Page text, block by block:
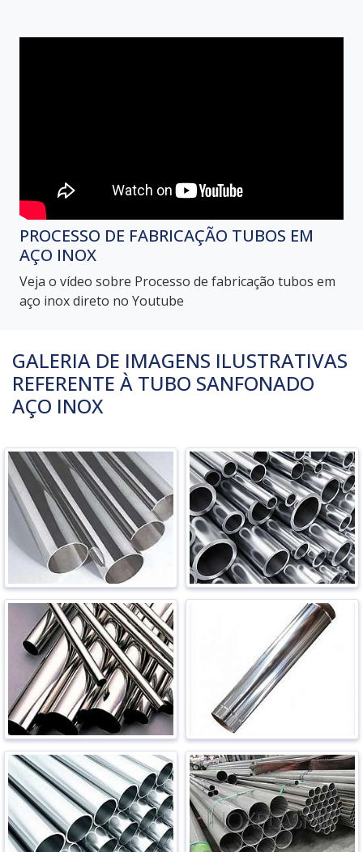
PROCESSO DE FABRICAÇÃO TUBOS EM
AÇO INOX
Veja o vídeo sobre Processo de fabricação tubos em
aço inox direto no Youtube
GALERIA DE IMAGENS ILUSTRATIVAS
REFERENTE À TUBO SANFONADO
AÇO INOX